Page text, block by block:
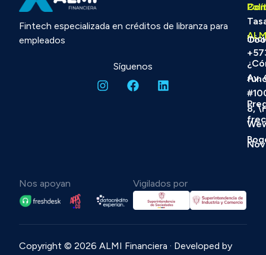
Fintech especializada en créditos de libranza para
empleados
Síguenos
con
Av.
8,
Nos apoyan Vigilados por
Copyright © 2026 ALMI Financiera · Developed by